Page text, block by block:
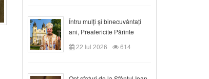
Întru mulți și binecuvântați
ani, Preafericite Părinte
Claudiu!
22 Iul 2026 614